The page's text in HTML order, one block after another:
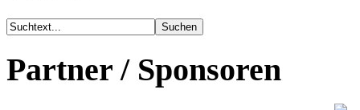
Partner / Sponsoren